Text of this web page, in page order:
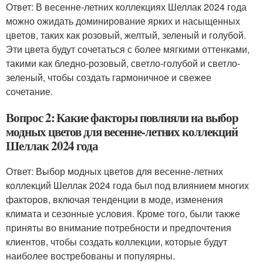
Ответ: В весенне-летних коллекциях Шеллак 2024 года
можно ожидать доминирование ярких и насыщенных
цветов, таких как розовый, желтый, зеленый и голубой.
Эти цвета будут сочетаться с более мягкими оттенками,
такими как бледно-розовый, светло-голубой и светло-
зеленый, чтобы создать гармоничное и свежее
сочетание.
Вопрос 2: Какие факторы повлияли на выбор
модных цветов для весенне-летних коллекций
Шеллак 2024 года
Ответ: Выбор модных цветов для весенне-летних
коллекций Шеллак 2024 года был под влиянием многих
факторов, включая тенденции в моде, изменения
климата и сезонные условия. Кроме того, были также
приняты во внимание потребности и предпочтения
клиентов, чтобы создать коллекции, которые будут
наиболее востребованы и популярны.